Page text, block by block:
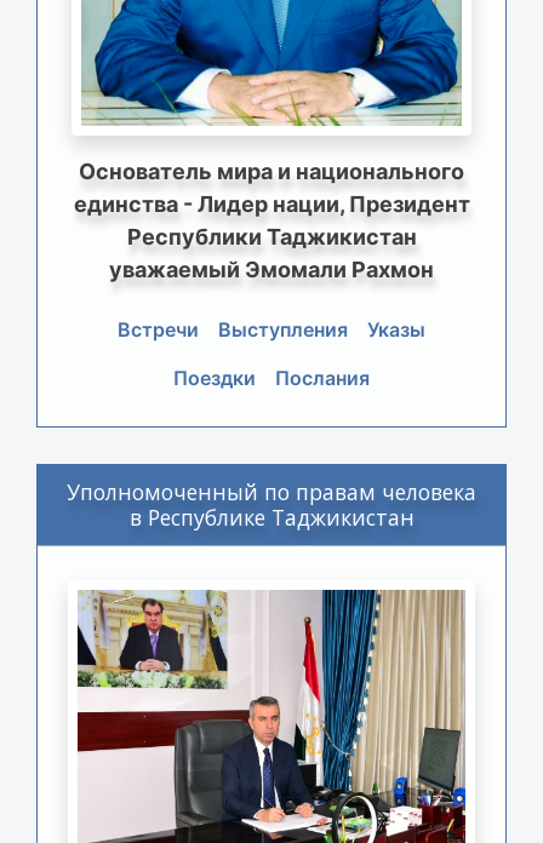
Основатель мира и национального
единства - Лидер нации, Президент
Республики Таджикистан
уважаемый Эмомали Рахмон
Встречи Выступления
Указы
Поездки
Послания
Уполномоченный по правам человека
в Республике Таджикистан